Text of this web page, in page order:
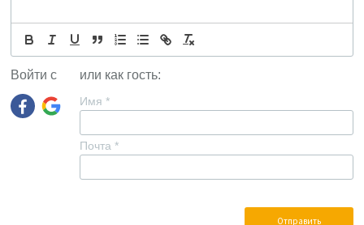
Войти с или как гость:
Имя *
Почта *